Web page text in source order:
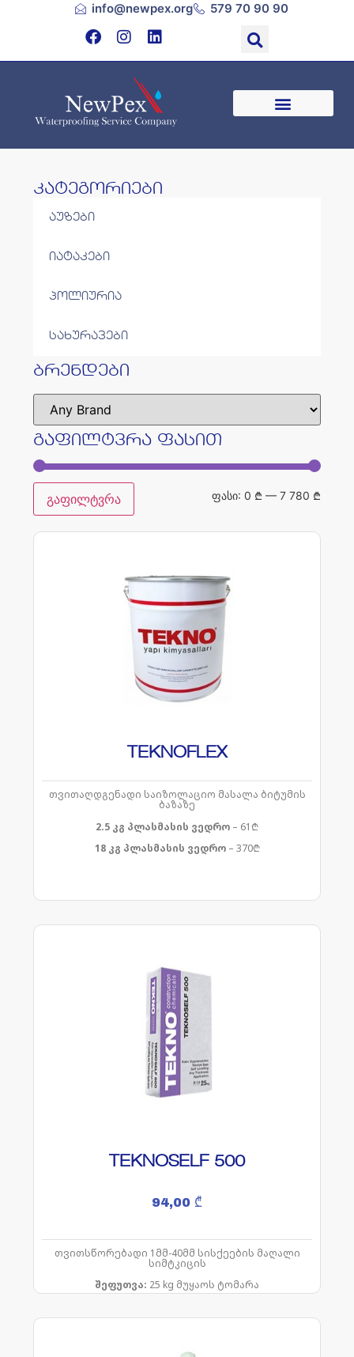
info@newpex.org 579 70 90 90
კატეგორიები
აუზები
იატაკები
პოლიურია
სახურავები
ბრენდები
გაფილტვრა ფასით
გაფილტვრა ფასი: 0 ₾ — 7 780 ₾
TEKNOFLEX
თვითაღდგენადი საიზოლაციო მასალა ბიტუმის
ბაზაზე
2.5 კგ პლასმასის ვედრო – 61₾
18 კგ პლასმასის ვედრო– 370₾
TEKNOSELF 500
94,00 ₾
თვითსწორებადი 1მმ-40მმ სისქეების მაღალი
სიმტკიცის
შეფუთვა: 25 kg მუყაოს ტომარა